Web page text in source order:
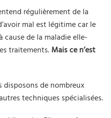
régulièrement de la
mal est légitime car le
de la maladie elle-
traitements. Mais ce n’est
disposons de nombreux
techniques spécialisées.